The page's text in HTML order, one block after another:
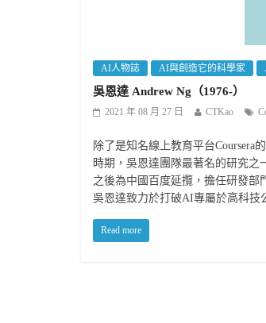
AI人物誌 AI與創造它的科學家
吳恩達 Andrew Ng（1976-）
2021 年 08 月 27 日 CTKao
除了是知名線上教育平台Coursera
時期，吳恩達團隊最著名的研究之
之後為中國百度延攬，擔任研發部
吳恩達致力於打破AI專屬於高科技
Read more